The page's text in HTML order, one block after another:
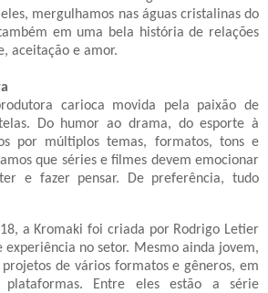
mergulhamos nas águas cristalinas do
em uma bela história de relações
aceitação e amor.
carioca movida pela paixão de
Do humor ao drama, do esporte à
por múltiplos temas, formatos, tons e
que séries e filmes devem emocionar
e fazer pensar. De preferência, tudo
a Kromaki foi criada por Rodrigo Letier
experiência no setor. Mesmo ainda jovem,
de vários formatos e gêneros, em
Entre eles estão a série